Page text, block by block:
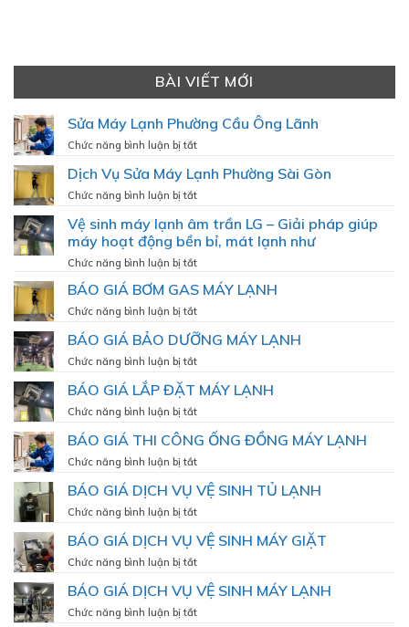
BÀI VIẾT MỚI
Sửa Máy Lạnh Phường Cầu Ông Lãnh
Chức năng bình luận bị tắtở
Máy
Cầu
Ông
Lãnh
Dịch Vụ Sửa Máy Lạnh Phường Sài Gòn
Chức năng bình luận bị tắtở
Vụ
Sửa
Phường
Gòn
Vệ sinh máy lạnh âm trần LG – Giải pháp giúp
máy hoạt động bền bỉ, mát lạnh như
Chức năng bình luận bị tắtở
sinh
máy
âm
–
pháp
giúp
máy
hoạt
bền
bỉ,
lạnh
BÁO GIÁ BƠM GAS MÁY LẠNH
Chức năng bình luận bị tắtở
GIÁ
MÁY
BÁO GIÁ BẢO DƯỠNG MÁY LẠNH
Chức năng bình luận bị tắtở
GIÁ
MÁY
BÁO GIÁ LẮP ĐẶT MÁY LẠNH
Chức năng bình luận bị tắtở
GIÁ
MÁY
LẠNH
BÁO GIÁ THI CÔNG ỐNG ĐỒNG MÁY LẠNH
Chức năng bình luận bị tắtở
GIÁ
ỐNG
ĐỒNG
MÁY
LẠNH
BÁO GIÁ DỊCH VỤ VỆ SINH TỦ LẠNH
Chức năng bình luận bị tắtở
GIÁ
VỆ
SINH
TỦ
BÁO GIÁ DỊCH VỤ VỆ SINH MÁY GIẶT
Chức năng bình luận bị tắtở
GIÁ
BÁO GIÁ DỊCH VỤ VỆ SINH MÁY LẠNH
Chức năng bình luận bị tắtở